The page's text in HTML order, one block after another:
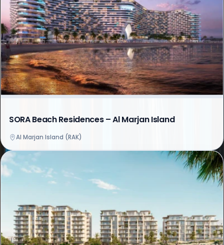
SORA Beach Residences – Al Marjan Island
Al Marjan Island (RAK)